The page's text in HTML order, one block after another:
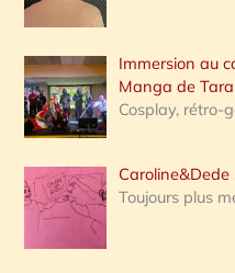
:
Immersion au
Manga de
Cosplay, rétro-
Toujours plus